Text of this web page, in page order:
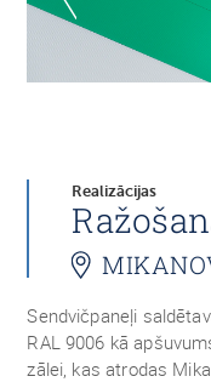
Realizācijas
Sendvičpaneļi
RAL 9006 kā
zālei, kas atrodas